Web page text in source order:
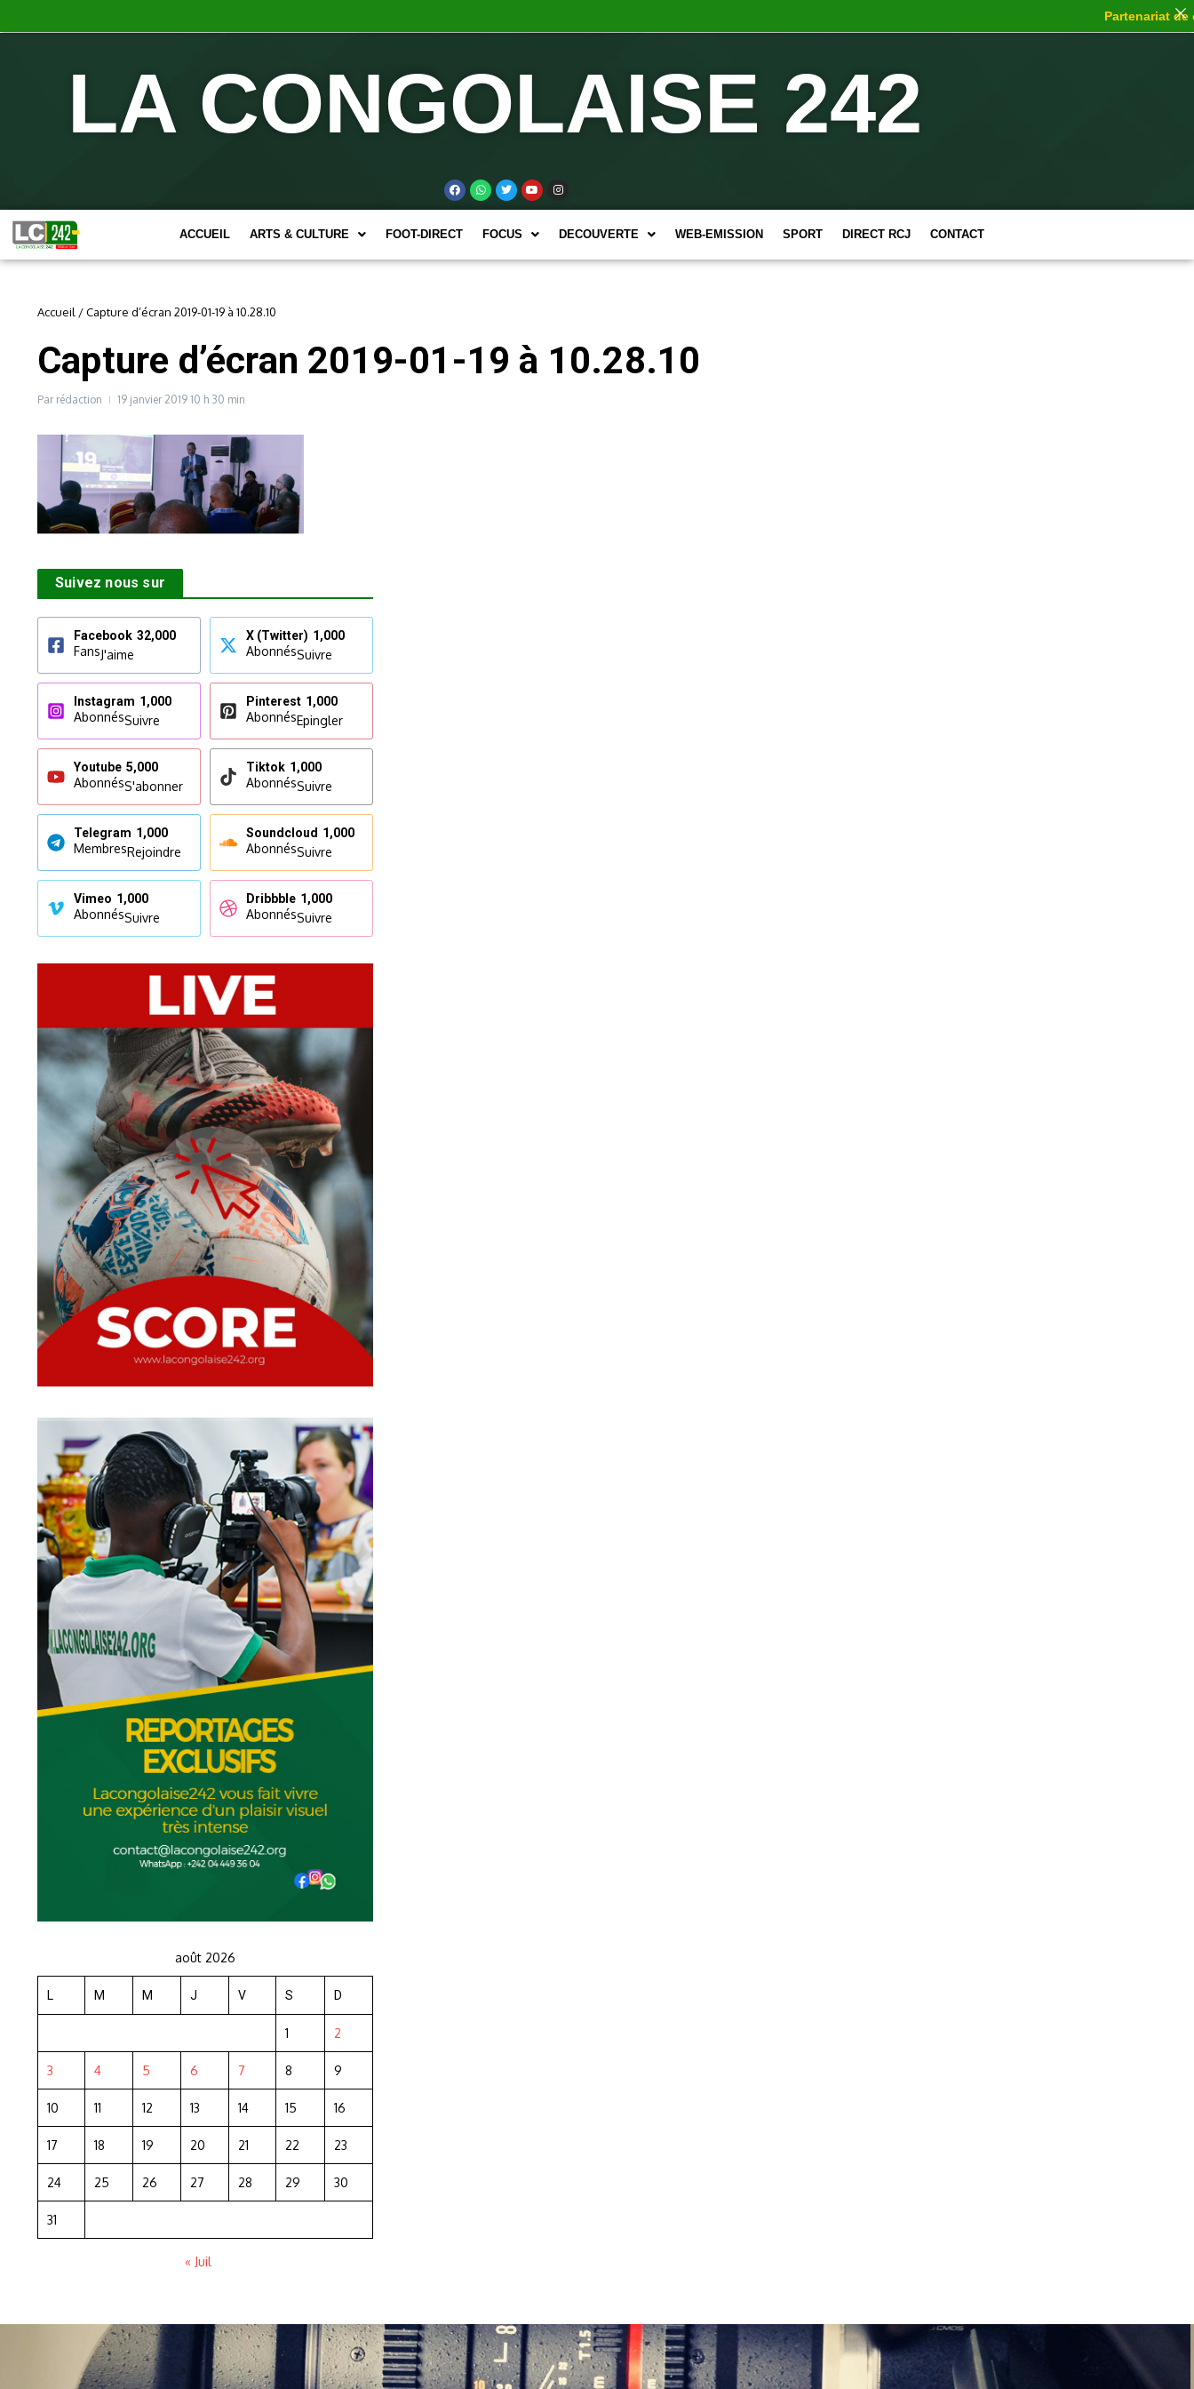
LA CONGOLAISE 242
ACCUEIL ARTS & CULTURE FOOT-DIRECT FOCUS DECOUVERTE WEB-EMISSION SPORT DIRECT RCJ CONTACT
Accueil /Capture d’écran 2019-01-19 à 10.28.10
Capture d’écran 2019-01-19 à 10.28.10
Par rédaction 19 janvier 2019 10 h 30 min
Suivez nous sur
Facebook 32,000
FansJ'aime
X (Twitter) 1,000
AbonnésSuivre
Instagram 1,000
AbonnésSuivre
Pinterest 1,000
AbonnésEpingler
Youtube 5,000
AbonnésS'abonner
Tiktok 1,000
AbonnésSuivre
Telegram 1,000
MembresRejoindre
Soundcloud 1,000
AbonnésSuivre
Vimeo 1,000
AbonnésSuivre
Dribbble 1,000
AbonnésSuivre
août 2026
L M M J V S D
1 2
3 4 5 6 7 8 9
10 11 12 13 14 15 16
17 18 19 20 21 22 23
24 25 26 27 28 29 30
31
« Juil
Partenariat de